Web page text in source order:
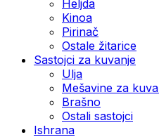
Heljda
Kinoa
Pirinač
Ostale žitarice
Sastojci za kuvanje
Ulja
Mešavine za
Brašno
Ostali sastojci
Ishrana